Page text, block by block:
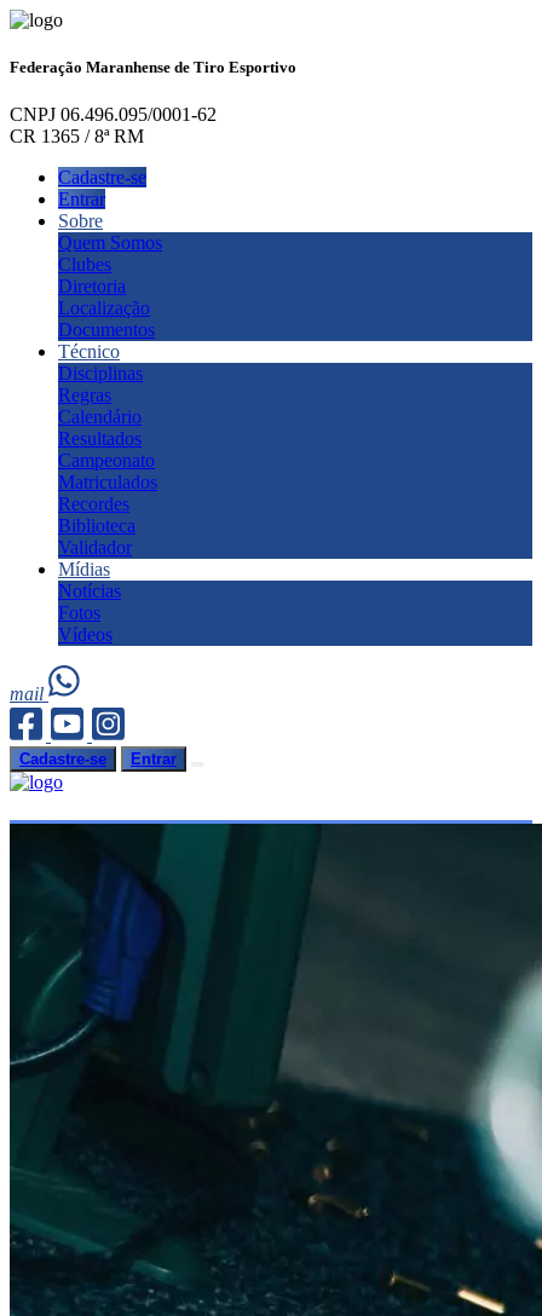
Federação Maranhense de Tiro Esportivo
CNPJ 06.496.095/0001-62
CR 1365 / 8ª RM
Cadastre-se
Entrar
Sobre
Quem Somos
Clubes
Diretoria
Localização
Documentos
Técnico
Disciplinas
Regras
Calendário
Resultados
Campeonato
Matriculados
Recordes
Biblioteca
Validador
Mídias
Notícias
Fotos
Vídeos
mail
Cadastre-se Entrar